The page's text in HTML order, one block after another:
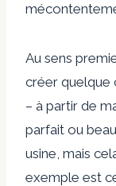
Au sens
créer quelque
– à partir de
parfait ou
usine, mais
exemple est